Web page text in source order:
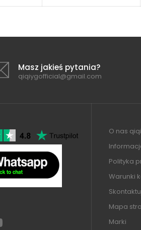
Masz jakieś pytania?
qiqiygofficial@gmail.com
O nas
Polityka
Warunki
Mapa
Marki